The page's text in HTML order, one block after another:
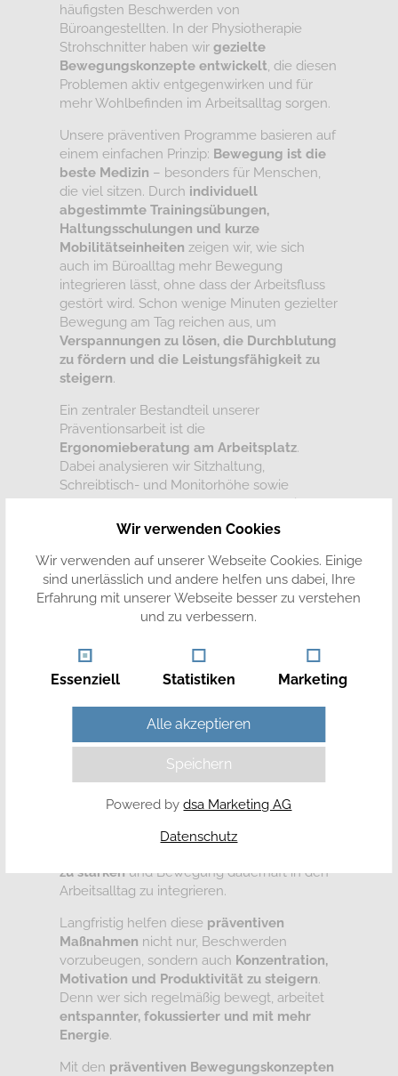
häufigsten Beschwerden von
Büroangestellten. In der Physiotherapie
Strohschnitter haben wirgezielte
Bewegungskonzepte entwickelt, die diesen
Problemen aktiv entgegenwirken und für
mehr Wohlbefinden im Arbeitsalltag sorgen.
Unsere präventiven Programme basieren auf
einem einfachen Prinzip: Bewegung ist die
beste Medizin – besonders für Menschen,
die viel sitzen. Durch individuell
abgestimmte Trainingsübungen,
Haltungsschulungen und kurze
Mobilitätseinheiten zeigen wir, wie sich
auch im Büroalltag mehr Bewegung
integrieren lässt, ohne dass der Arbeitsfluss
gestört wird. Schon wenige Minuten gezielter
Bewegung am Tag reichen aus, um
Verspannungen zu lösen, die Durchblutung
zu fördern und die Leistungsfähigkeit zu
steigern.
Ein zentraler Bestandteil unserer
Präventionsarbeit ist die
Ergonomieberatung am Arbeitsplatz.
Dabei analysieren wir Sitzhaltung,
Schreibtisch- und Monitorhöhe sowie
Bewegungsabläufe während der Arbeit. Auf
dieser Basis geben wir konkrete
rückenschonend und gesundheitsfördernd
gestaltet werden kann. Ergänzt wird das
Konzept durchaktive Pausenübungen–
kurze Bewegungssequenzen, die gezielt
entlasten.
Unsere Bewegungskonzepte richten sich
sowohl anEinzelpersonen als auch an
Unternehmen, die die Gesundheit ihrer
Mitarbeitenden fördern möchten. In
betrieblichen Gesundheitsprogrammen
führen wir Schulungen und Workshops
durch, die praktische Tipps mit aktiven
Übungseinheiten verbinden. Ziel ist es,
Selbstwahrnehmung und
zu stärkenund Bewegung dauerhaft in den
Arbeitsalltag zu integrieren.
Langfristig helfen diese präventiven
Maßnahmen nicht nur, Beschwerden
vorzubeugen, sondern auch Konzentration,
Motivation und Produktivität zu steigern.
Denn wer sich regelmäßig bewegt, arbeitet
entspannter, fokussierter und mit mehr
Energie.
Mit den präventiven Bewegungskonzepten
Wir verwenden Cookies
Wir verwenden auf unserer Webseite Cookies. Einige
sind unerlässlich und andere helfen uns dabei, Ihre
Erfahrung mit unserer Webseite besser zu verstehen
und zu verbessern.
Essenziell Statistiken Marketing
Alle akzeptieren
Speichern
Powered bydsa Marketing AG
Datenschutz